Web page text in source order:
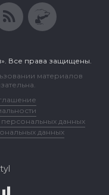
Все права защищены.
материалов
данных
данных